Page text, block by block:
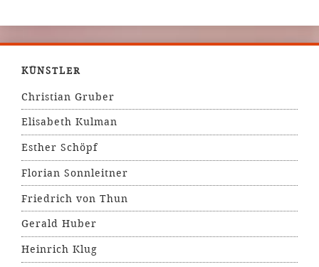
KÜNSTLER
Christian Gruber
Elisabeth Kulman
Esther Schöpf
Florian Sonnleitner
Friedrich von Thun
Gerald Huber
Heinrich Klug